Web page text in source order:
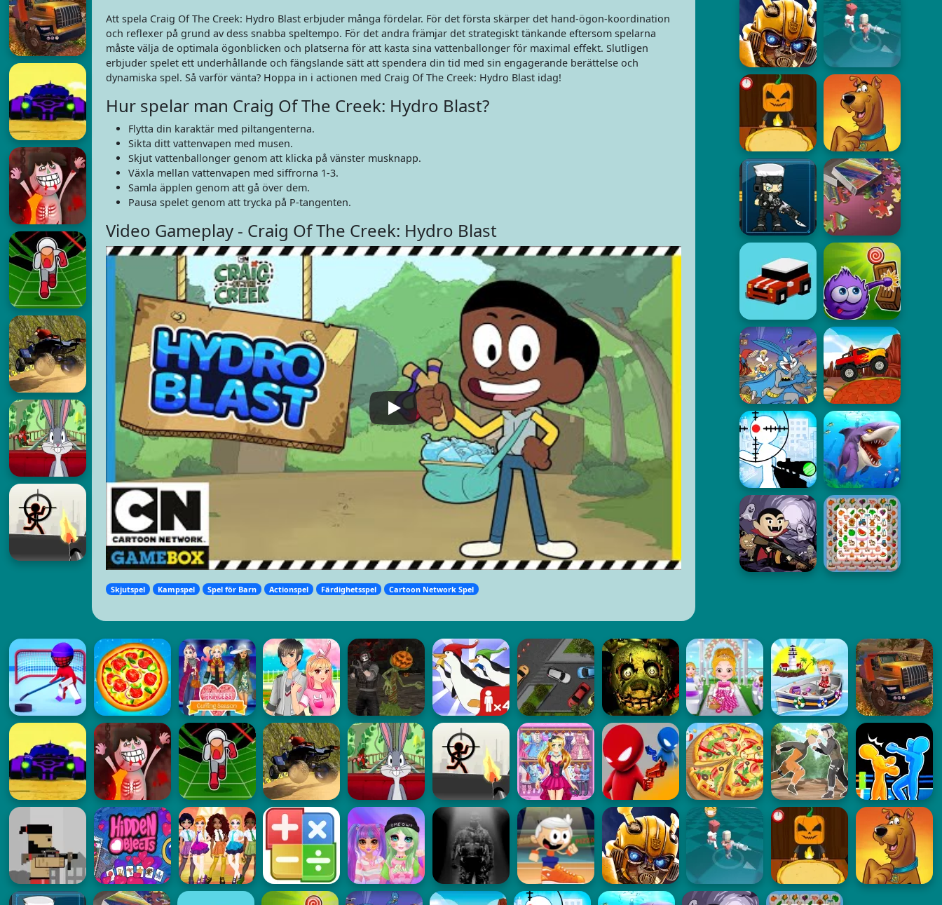
Att spela Craig Of The Creek: Hydro Blast erbjuder många fördelar. För det första skärper det hand-ögon-koordination
och reflexer på grund av dess snabba speltempo. För det andra främjar det strategiskt tänkande eftersom spelarna
måste välja de optimala ögonblicken och platserna för att kasta sina vattenballonger för maximal effekt. Slutligen
erbjuder spelet ett underhållande och fängslande sätt att spendera din tid med sin engagerande berättelse och
dynamiska spel. Så varför vänta? Hoppa in i actionen med Craig Of The Creek: Hydro Blast idag!
Hur spelar man Craig Of The Creek: Hydro Blast?
Flytta din karaktär med piltangenterna.
Sikta ditt vattenvapen med musen.
Skjut vattenballonger genom att klicka på vänster musknapp.
Växla mellan vattenvapen med siffrorna 1-3.
Samla äpplen genom att gå över dem.
Pausa spelet genom att trycka på P-tangenten.
Video Gameplay - Craig Of The Creek: Hydro Blast
Skjutspel Kampspel Spel för Barn Actionspel Färdighetsspel Cartoon Network Spel